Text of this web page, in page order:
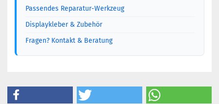
Passendes Reparatur-Werkzeug
Displaykleber & Zubehör
Fragen? Kontakt & Beratung